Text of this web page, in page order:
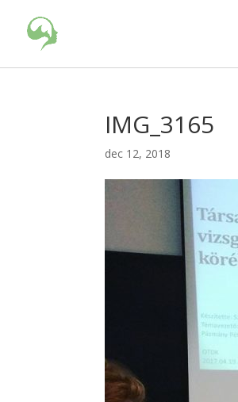
IMG_3165
dec 12, 2018